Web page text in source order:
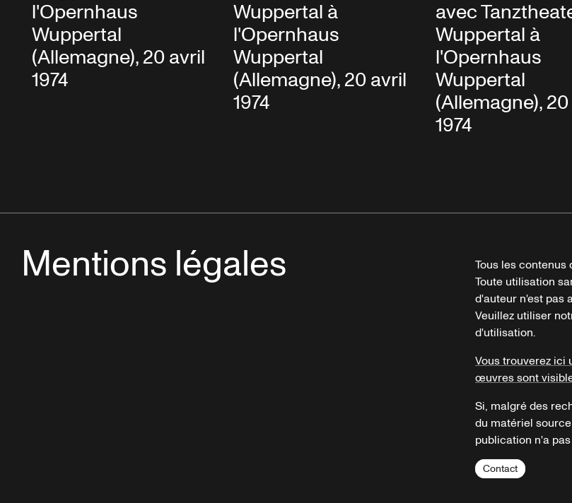
l'Opernhaus
Wuppertal
(Allemagne), 20 avril
1974
Wuppertal à
l'Opernhaus
Wuppertal
(Allemagne), 20 avril
1974
avec
Wuppertal à
l'Opernhaus
Wuppertal
(Allemagne),
1974
Mentions légales
Tous les
Toute utilisation
d'auteur n'est pas
Veuillez utiliser
d'utilisation.
Vous trouverez ici
œuvres sont
Si, malgré des
du matériel
publication n'a
Contact